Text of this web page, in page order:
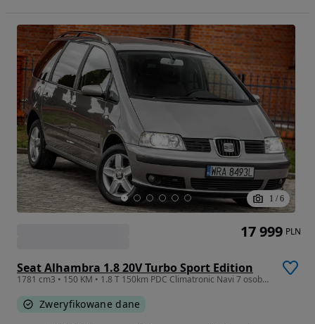
1 / 6
Seat Alhambra 1.8 20V Turbo Sport Edition
1781 cm3 • 150 KM • 1.8 T 150km PDC Climatronic Navi 7 osobowa Idelana !!
Zweryfikowane dane
17 999 PLN